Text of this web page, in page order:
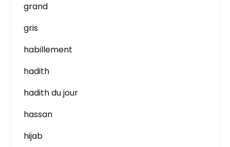
grand
gris
habillement
hadith
hadith du jour
hassan
hijab